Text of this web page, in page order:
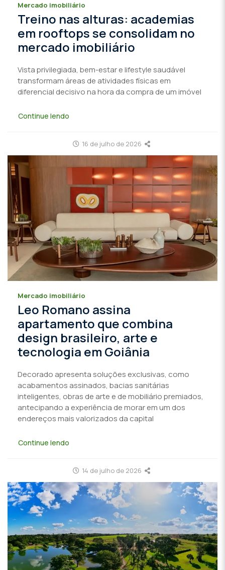
Mercado imobiliário
Treino nas alturas: academias
em rooftops se consolidam no
mercado imobiliário
Vista privilegiada, bem-estar e lifestyle saudável
transformam áreas de atividades físicas em
diferencial decisivo na hora da compra de um imóvel
Continue lendo
16 de julho de 2026
Mercado imobiliário
Leo Romano assina
apartamento que combina
design brasileiro, arte e
tecnologia em Goiânia
Decorado apresenta soluções exclusivas, como
acabamentos assinados, bacias sanitárias
inteligentes, obras de arte e de mobiliário premiados,
antecipando a experiência de morar em um dos
endereços mais valorizados da capital
Continue lendo
14 de julho de 2026